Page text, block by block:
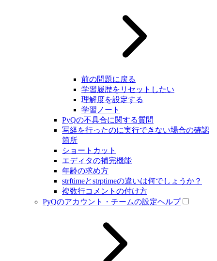
前の問題に戻る
学習履歴をリセットしたい
理解度を設定する
学習ノート
PyQの不具合に関する質問
写経を行ったのに実行できない場合の確認
箇所
ショートカット
エディタの補完機能
年齢の求め方
strftimeとstrptimeの違いは何でしょうか？
複数行コメントの付け方
PyQのアカウント・チームの設定ヘルプ